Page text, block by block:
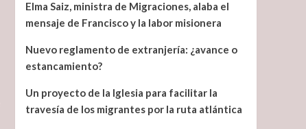
Elma Saiz, ministra de Migraciones, alaba el
mensaje de Francisco y la labor misionera
Nuevo reglamento de extranjería: ¿avance o
estancamiento?
Un proyecto de la Iglesia para facilitar la
travesía de los migrantes por la ruta atlántica